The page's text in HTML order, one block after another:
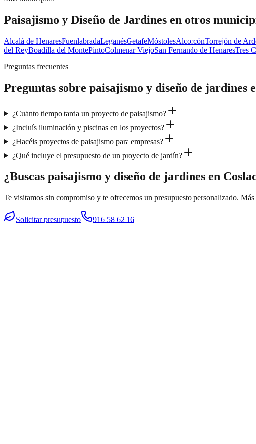
Paisajismo y Diseño de Jardines en otros
Alcalá de HenaresFuenlabradaLeganésGetafeMóstolesAlcorcónTorrejón de
del ReyBoadilla del MontePintoColmenar ViejoSan Fernando de HenaresTres
Preguntas frecuentes
Preguntas sobre paisajismo y diseño de jardines
¿Cuánto tiempo tarda un proyecto de paisajismo?
¿Incluís iluminación y piscinas en los proyectos?
¿Hacéis proyectos de paisajismo para empresas?
¿Qué incluye el presupuesto de un proyecto de jardín?
¿Buscas paisajismo y diseño de jardines en
Te visitamos sin compromiso y te ofrecemos un presupuesto personalizado.
Solicitar presupuesto 916 58 62 16